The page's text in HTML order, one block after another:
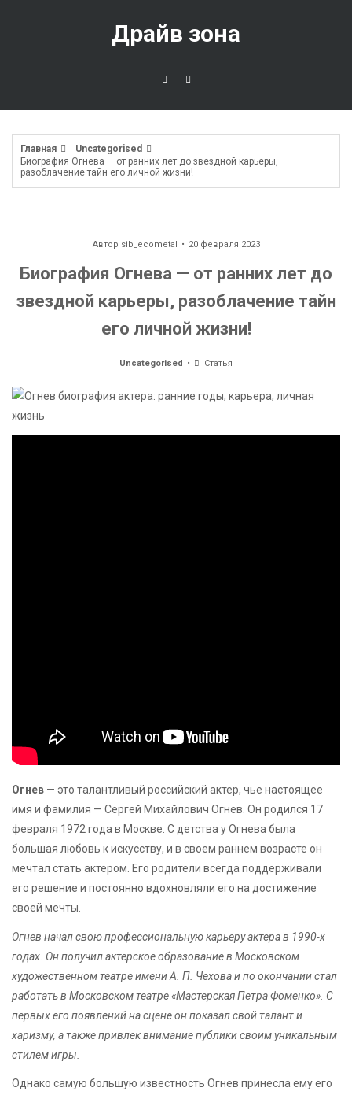
Драйв зона
Главная
Uncategorised
Биография Огнева — от ранних лет до звездной карьеры,
разоблачение тайн его личной жизни!
Автор sib_ecometal 20 февраля 2023
Биография Огнева — от ранних лет до
звездной карьеры, разоблачение тайн
его личной жизни!
Uncategorised Статья
Огнев — это талантливый российский актер, чье настоящее
имя и фамилия — Сергей Михайлович Огнев. Он родился 17
февраля 1972 года в Москве. С детства у Огнева была
большая любовь к искусству, и в своем раннем возрасте он
мечтал стать актером. Его родители всегда поддерживали
его решение и постоянно вдохновляли его на достижение
своей мечты.
Огнев начал свою профессиональную карьеру актера в 1990-х
годах. Он получил актерское образование в Московском
художественном театре имени А. П. Чехова и по окончании стал
работать в Московском театре «Мастерская Петра Фоменко». С
первых его появлений на сцене он показал свой талант и
харизму, а также привлек внимание публики своим уникальным
стилем игры.
Однако самую большую известность Огнев принесла ему его